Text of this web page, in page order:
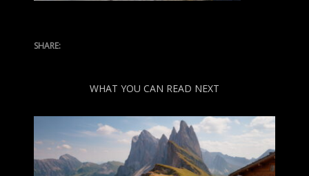
WHAT YOU CAN READ NEXT